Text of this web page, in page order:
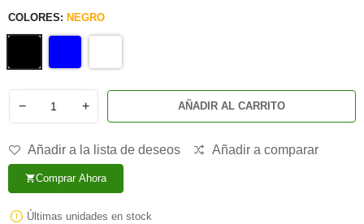
COLORES: NEGRO
− + AÑADIR AL CARRITO
Añadir a la lista de deseos Añadir a comparar
shopping_cartComprar Ahora
Últimas unidades en stock